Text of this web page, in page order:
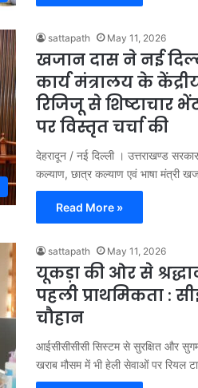
sattapath May 11, 2026
खजान दास ने नई
कार्य मंत्रालय के
रिजिजू से शिष्टाचार
पर विस्तृत चर्चा की
देहरादून / नई दिल्ली । उत्तराखण्ड
कल्याण, छात्र कल्याण एवं भाषा मंत्री
Read More »
sattapath May 11, 2026
यूकड़ा की ओर से
पहली प्राथमिकता :
चौहान
आईसीसीसीसी सिस्टम से सुरक्षित और सुगम
खराब मौसम में भी हेली सेवाओं पर रियल